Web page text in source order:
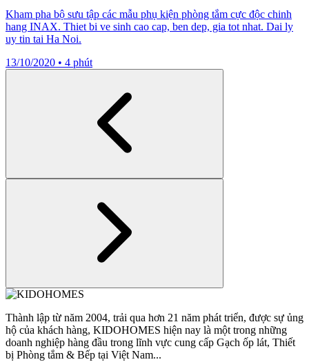
Kham pha bộ sưu tập các mẫu phụ kiện phòng tắm cực độc chinh
hang INAX. Thiet bi ve sinh cao cap, ben dep, gia tot nhat. Dai ly
uy tin tai Ha Noi.
13/10/2020 • 4 phút
Thành lập từ năm 2004, trải qua hơn 21 năm phát triển, được sự ủng
hộ của khách hàng, KIDOHOMES hiện nay là một trong những
doanh nghiệp hàng đầu trong lĩnh vực cung cấp Gạch ốp lát, Thiết
bị Phòng tắm & Bếp tại Việt Nam...